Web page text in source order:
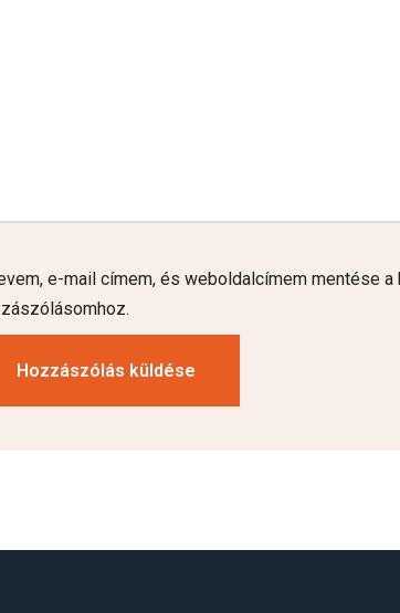
e-mail címem, és weboldalcímem mentése